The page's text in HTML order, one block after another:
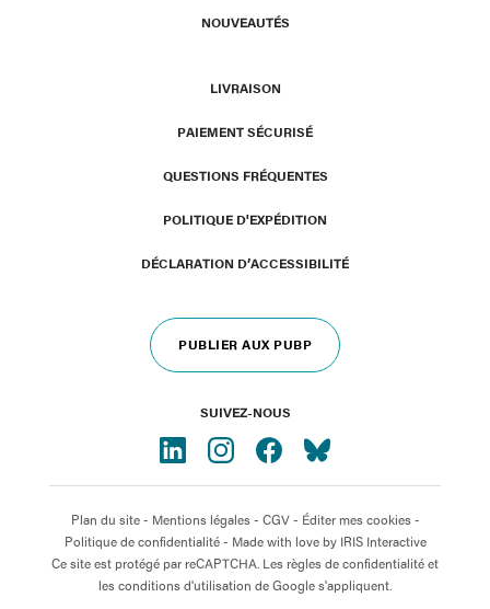
NOUVEAUTÉS
LIVRAISON
PAIEMENT SÉCURISÉ
QUESTIONS FRÉQUENTES
POLITIQUE D'EXPÉDITION
DÉCLARATION D’ACCESSIBILITÉ
PUBLIER AUX PUBP
SUIVEZ-NOUS
Plan du site- Mentions légales- CGV- Éditer mes cookies-
Politique de confidentialité- Made with love by IRIS Interactive
Ce site est protégé par reCAPTCHA. Les règles de confidentialité et
les conditions d'utilisation de Google s'appliquent.